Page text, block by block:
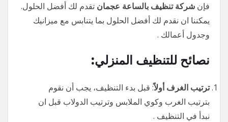
فإن شركة تنظيف بالساعة عجمان تقدم لك أفضل الحلول.
يمكننا ان نقدم لك أفضل الحلول بما يتنابس مع ميزانيك
وجدول أعمالك .
نصائح للتنظيف المنزلي:
ترتيب الغرف أولاً: قبل بدء التنظيف، يجب أن نقوم
بترتيب الغرب وكوي الملابس وترتيب الدولاب قبل ان
نبدأ في التنظيف .